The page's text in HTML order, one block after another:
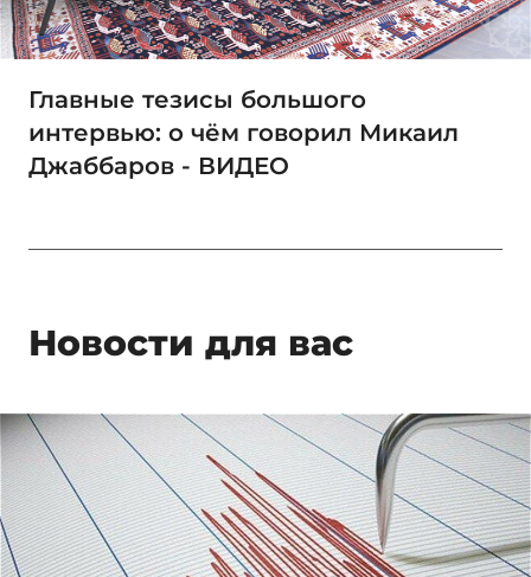
Главные тезисы большого
интервью: о чём говорил Микаил
Джаббаров - ВИДЕО
Новости для вас